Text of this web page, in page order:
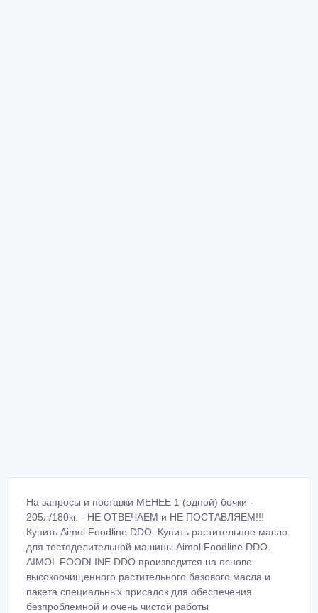
На запросы и поставки МЕНЕЕ 1 (одной) бочки -
205л/180кг. - НЕ ОТВЕЧАЕМ и НЕ ПОСТАВЛЯЕМ!!!
Купить Aimol Foodline DDO. Купить растительное масло
для тестоделительной машины Aimol Foodline DDO.
AIMOL FOODLINE DDO производится на основе
высокоочищенного растительного базового масла и
пакета специальных присадок для обеспечения
безпроблемной и очень чистой работы